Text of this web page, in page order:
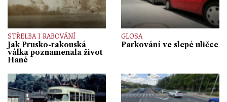
STŘELBA I RABOVÁNÍ
Jak Prusko-rakouská
válka poznamenala život
Hané
GLOSA
Parkování ve slepé uličce